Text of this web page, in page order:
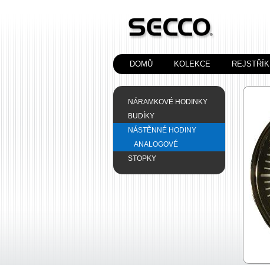
DOMŮ KOLEKCE REJSTŘÍK
NÁRAMKOVÉ HODINKY
BUDÍKY
NÁSTĚNNÉ HODINY
ANALOGOVÉ
STOPKY